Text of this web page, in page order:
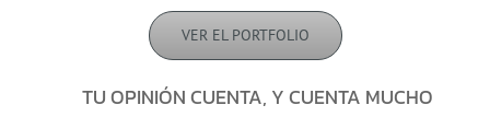
VER EL PORTFOLIO
TU OPINIÓN CUENTA, Y CUENTA MUCHO